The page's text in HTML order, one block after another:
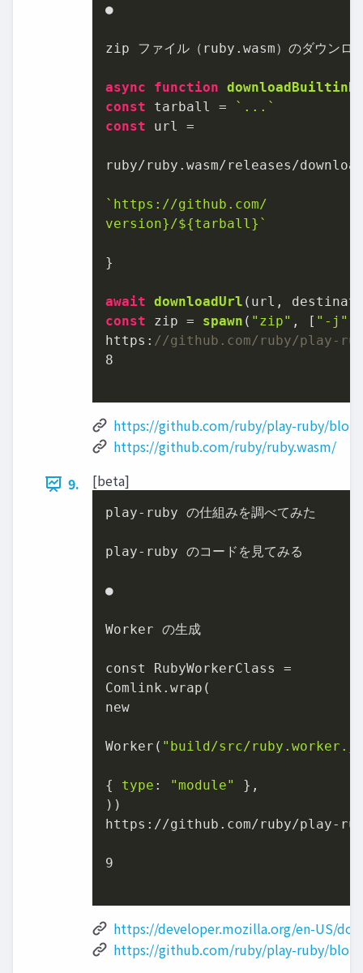
●
zip ファイル（ruby. wasm）のダウンロ
async function
const tarball =
`...`
const url =
ruby/ruby. wasm/releases/
`https://github.com/
version}/${tarball} `
}
await downloadUrl
const zip = spawn ( "zip" , [ "-j"
https : //github.com/ruby/play-
8
https://github.com/ruby/play-ruby/blob/
https://github.com/ruby/ruby.wasm/
9.
[beta]
play-ruby の仕組みを調べてみた
play-ruby のコードを見てみる
●
Worker の生成
const RubyWorkerClass =
Comlink.wrap(
new
Worker( "build/src/
{ type : "module"
},
))
https://github.com/ruby/play-
9
https://developer.mozilla.org/en-US/
https://github.com/ruby/play-ruby/blob/